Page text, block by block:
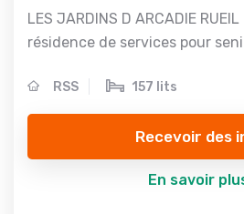
LES JARDINS D ARCADIE
résidence de services pour
RSS 157 lits
Recevoir des
En savoir